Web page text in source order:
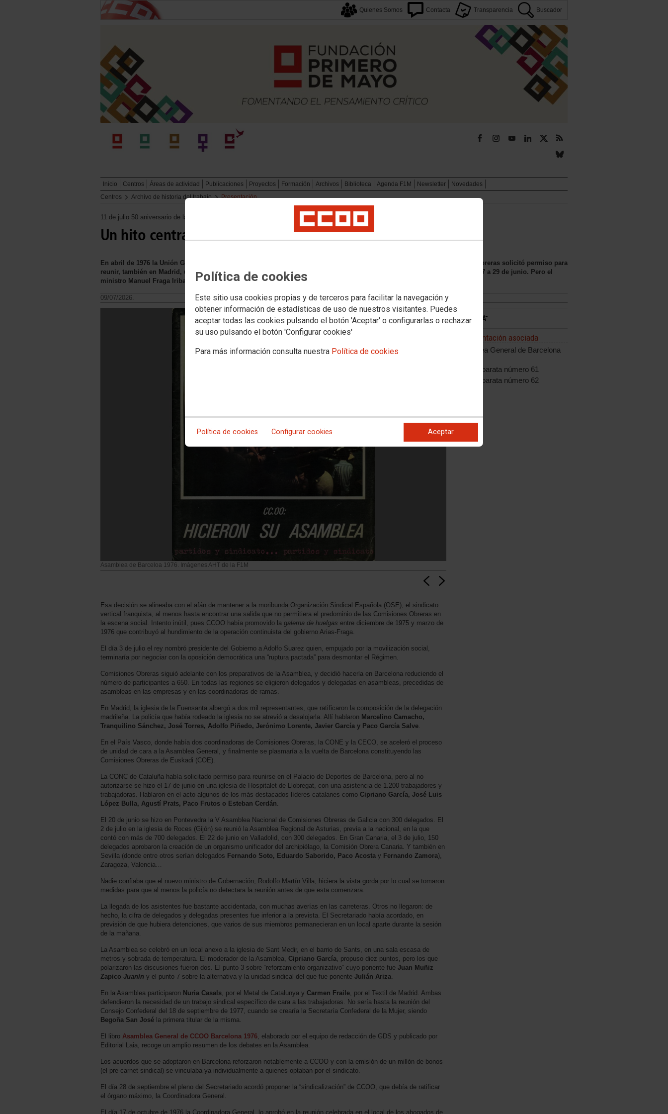
Política de cookies
Este sitio usa cookies propias y de terceros para facilitar la navegación y
obtener información de estadísticas de uso de nuestros visitantes. Puedes
aceptar todas las cookies pulsando el botón 'Aceptar' o configurarlas o rechazar
su uso pulsando el botón 'Configurar cookies'
Para más información consulta nuestra Política de cookies
Política de cookies Configurar cookies Aceptar
Quienes Somos Contacta Transparencia Buscador
Inicio Centros Áreas de actividad Publicaciones Proyectos Formación Archivos Biblioteca Agenda F1M Newsletter
Novedades
Centros
Archivo de historia del trabajo Presentación
11 de julio 50 aniversario de la Asamblea General de Comisiones Obreras
Un hito central en la historia de CCOO
En abril de 1976 la Unión General de Trabajadores celebró su 30 congreso, con autorización gubernamental. Comisiones Obreras solicitó permiso para
reunir, también en Madrid, una Asamblea General en la que participarían unos 2.000 delegados y delegadas entre los días 27 a 29 de junio. Pero el
ministro Manuel Fraga Iribarne, vicepresidente del Gobierno y ministro de la Gobernación denegó el permiso
09/07/2026.
Asamblea de Barceloa 1976. Imágenes AHT de la F1M
Esa decisión se alineaba con el afán de mantener a la moribunda Organización Sindical Española (OSE), el sindicato
vertical franquista, al menos hasta encontrar una salida que no permitiera el predominio de las Comisiones Obreras en
la escena social. Intento inútil, pues CCOO había promovido la galerna de huelgas entre diciembre de 1975 y marzo de
1976 que contribuyó al hundimiento de la operación continuista del gobierno Arias-Fraga.
El día 3 de julio el rey nombró presidente del Gobierno a Adolfo Suarez quien, empujado por la movilización social,
terminaría por negociar con la oposición democrática una “ruptura pactada” para desmontar el Régimen.
Comisiones Obreras siguió adelante con los preparativos de la Asamblea, y decidió hacerla en Barcelona reduciendo el
número de participantes a 650. En todas las regiones se eligieron delegados y delegadas en asambleas, precedidas de
asambleas en las empresas y en las coordinadoras de ramas.
En Madrid, la iglesia de la Fuensanta albergó a dos mil representantes, que ratificaron la composición de la delegación
madrileña. La policía que había rodeado la iglesia no se atrevió a desalojarla. Allí hablaron Marcelino Camacho,
Tranquilino Sánchez, José Torres, Adolfo Piñedo, Jerónimo Lorente, Javier García y Paco García Salve.
En el País Vasco, donde había dos coordinadoras de Comisiones Obreras, la CONE y la CECO, se aceleró el proceso
de unidad de cara a la Asamblea General, y finalmente se plasmaría a la vuelta de Barcelona constituyendo las
Comisiones Obreras de Euskadi (COE).
La CONC de Cataluña había solicitado permiso para reunirse en el Palacio de Deportes de Barcelona, pero al no
autorizarse se hizo el 17 de junio en una iglesia de Hospitalet de Llobregat, con una asistencia de 1.200 trabajadores y
trabajadoras. Hablaron en el acto algunos de los más destacados líderes catalanes como Cipriano García, José Luis
López Bulla, Agustí Prats, Paco Frutos o Esteban Cerdán.
El 20 de junio se hizo en Pontevedra la V Asamblea Nacional de Comisiones Obreras de Galicia con 300 delegados. El
2 de julio en la iglesia de Roces (Gijón) se reunió la Asamblea Regional de Asturias, previa a la nacional, en la que
contó con más de 700 delegados. El 22 de junio en Valladolid, con 300 delegados. En Gran Canaria, el 3 de julio, 150
delegados aprobaron la creación de un organismo unificador del archipiélago, la Comisión Obrera Canaria. Y también en
Sevilla (donde entre otros serían delegados Fernando Soto, Eduardo Saborido, Paco Acosta y Fernando Zamora),
Zaragoza, Valencia…
Nadie confiaba que el nuevo ministro de Gobernación, Rodolfo Martín Villa, hiciera la vista gorda por lo cual se tomaron
medidas para que al menos la policía no detectara la reunión antes de que esta comenzara.
La llegada de los asistentes fue bastante accidentada, con muchas averías en las carreteras. Otros no llegaron: de
hecho, la cifra de delegados y delegadas presentes fue inferior a la prevista. El Secretariado había acordado, en
previsión de que hubiera detenciones, que varios de sus miembros permanecieran en un local aparte durante la sesión
de la mañana.
La Asamblea se celebró en un local anexo a la iglesia de Sant Medir, en el barrio de Sants, en una sala escasa de
metros y sobrada de temperatura. El moderador de la Asamblea, Cipriano García, propuso diez puntos, pero los que
polarizaron las discusiones fueron dos. El punto 3 sobre “reforzamiento organizativo” cuyo ponente fue Juan Muñiz
Zapico Juanín y el punto 7 sobre la alternativa y la unidad sindical del que fue ponente Julián Ariza.
En la Asamblea participaron Nuria Casals, por el Metal de Catalunya y Carmen Fraile, por el Textil de Madrid. Ambas
defendieron la necesidad de un trabajo sindical específico de cara a las trabajadoras. No sería hasta la reunión del
Consejo Confederal del 18 de septiembre de 1977, cuando se crearía la Secretaría Confederal de la Mujer, siendo
Begoña San José la primera titular de la misma.
El libro Asamblea General de CCOO Barcelona 1976, elaborado por el equipo de redacción de GDS y publicado por
Editorial Laia, recoge un amplio resumen de los debates en la Asamblea.
Los acuerdos que se adoptaron en Barcelona reforzaron notablemente a CCOO y con la emisión de un millón de bonos
(el pre-carnet sindical) se vinculaba ya individualmente a quienes optaban por el sindicato.
El día 28 de septiembre el pleno del Secretariado acordó proponer la “sindicalización” de CCOO, que debía de ratificar
el órgano máximo, la Coordinadora General.
El día 17 de octubre de 1976 la Coordinadora General, lo aprobó en la reunión celebrada en el local de los abogados de
Documentación asociada
Asamblea General de Barcelona
GDS separata número 61
GDS separata número 62